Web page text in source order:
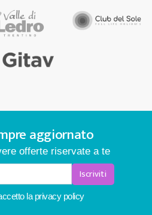
aggiornato
offerte riservate a te
Iscriviti
laprivacy policy